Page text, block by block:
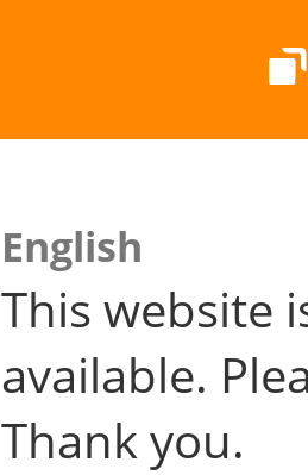
English
This website
available.
Thank you.